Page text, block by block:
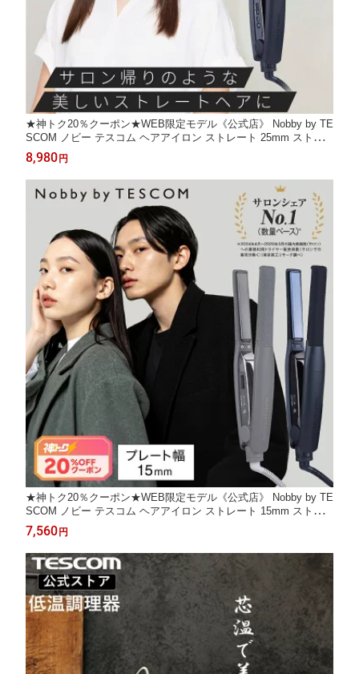
★神トク20％クーポン★WEB限定モデル《公式店》 Nobby by TE
SCOM ノビー テスコム ヘアアイロン ストレート 25mm ストレ
ートアイロン ヘアーアイロン プロテクトイオン プロ仕様 前髪 海
外対応 美容師 美容室 2年保証 NIS500A-K/DE 日本メーカー プ
8,980 円
★神トク20％クーポン★WEB限定モデル《公式店》 Nobby by TE
SCOM ノビー テスコム ヘアアイロン ストレート 15mm ストレ
ートアイロン アレンジ カール コテ メンズ ショートヘア ボブ 海
外対応 旅行 2年保証 プロ仕様 美容師 美容室 NIS300A 日本メー
カー プレゼント ギ
7,560 円